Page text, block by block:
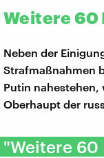
Weitere 60
Neben der
Strafmaßnahmen
Putin nahestehen,
Oberhaupt der
"Weitere 60